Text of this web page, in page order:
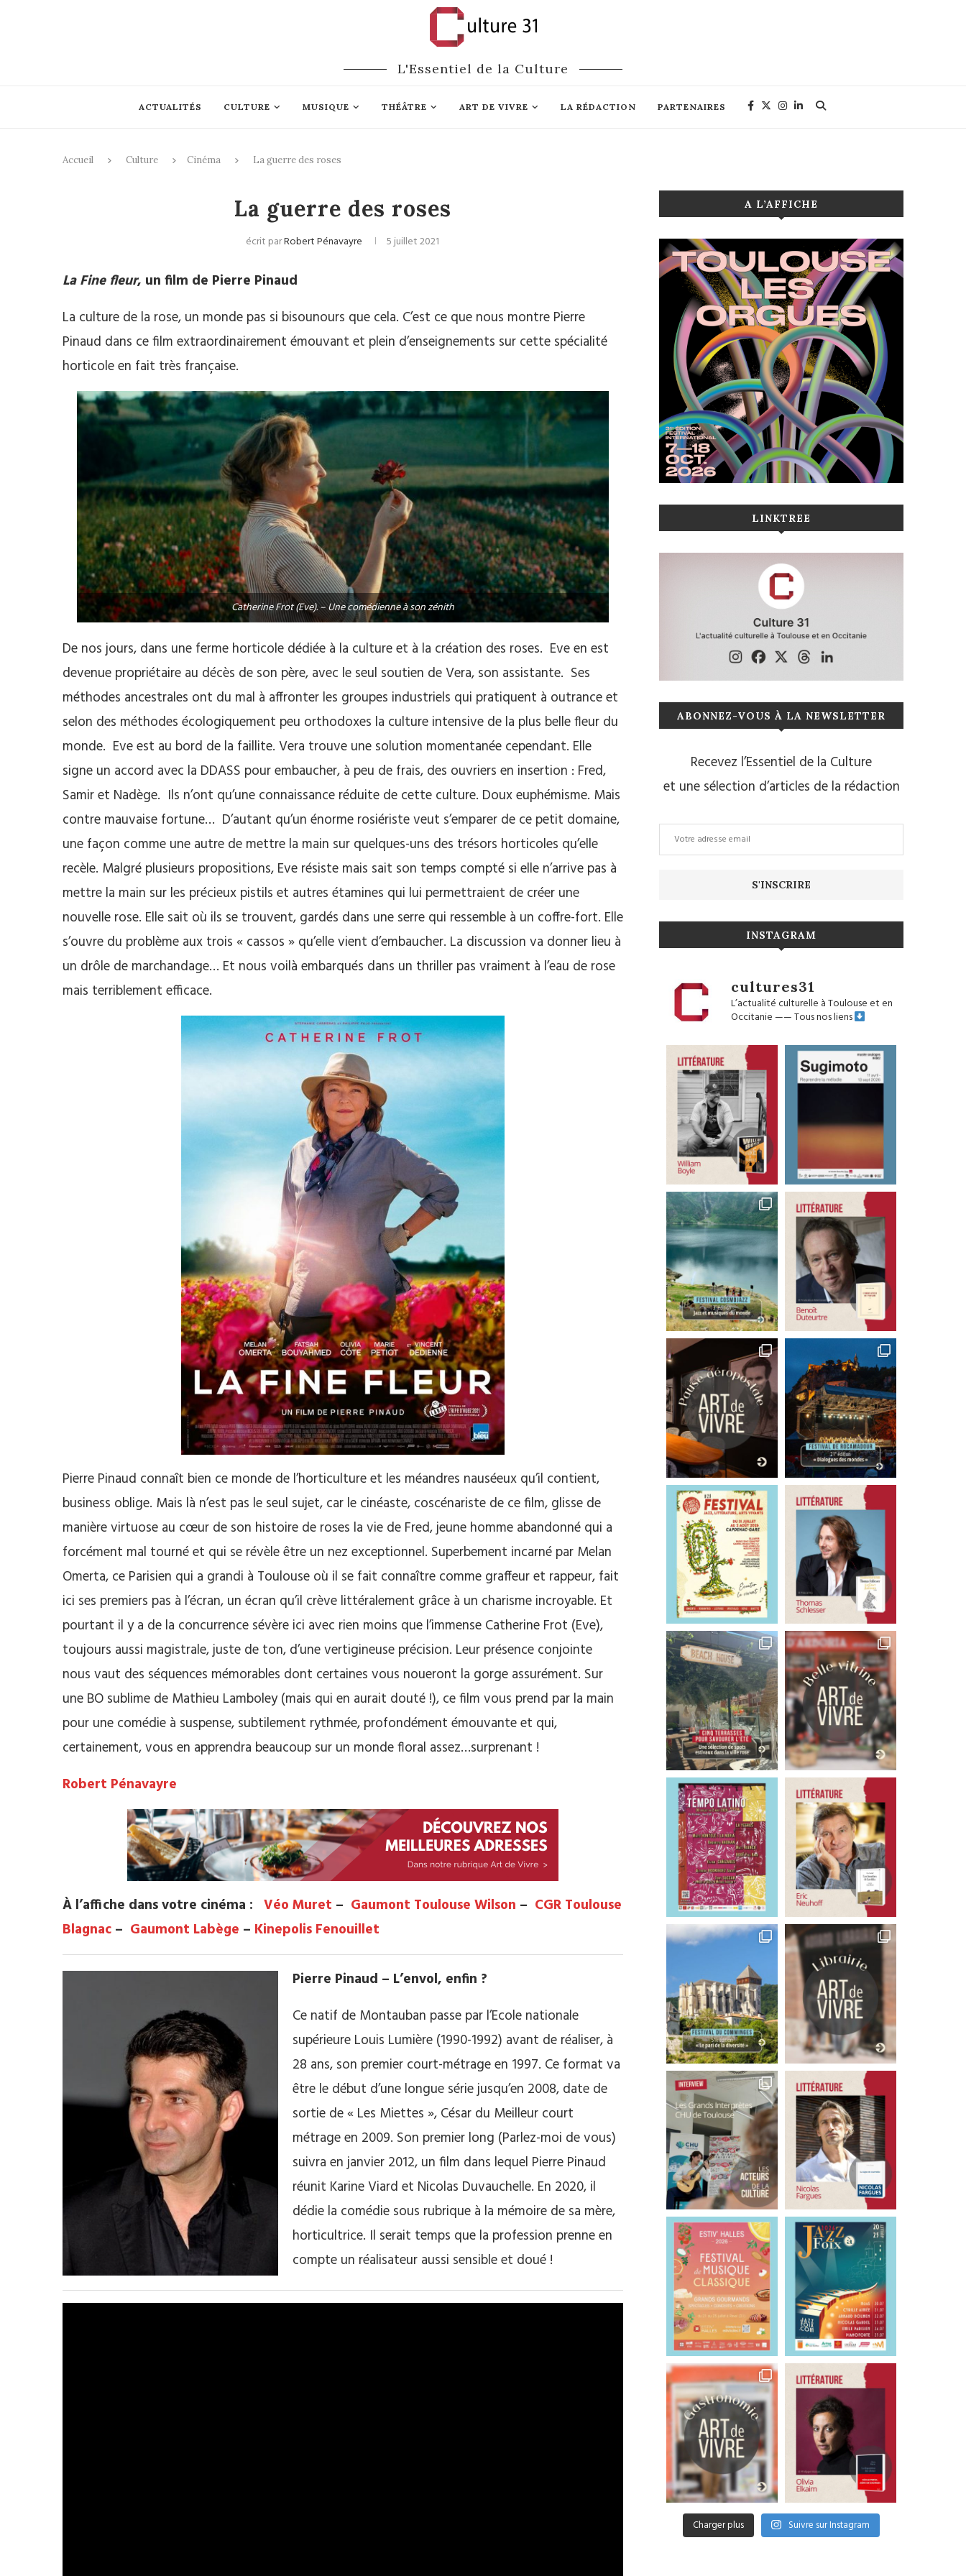
L'Essentiel de la Culture
ACTUALITÉS CULTURE MUSIQUE THÉÂTRE ART DE VIVRE LA RÉDACTION PARTENAIRES
Accueil Culture Cinéma La guerre des roses
La guerre des roses
écrit parRobert Pénavayre 5 juillet 2021
La Fine fleur, un film de Pierre Pinaud
La culture de la rose, un monde pas si bisounours que cela. C’est ce que nous montre Pierre
Pinaud dans ce film extraordinairement émouvant et plein d’enseignements sur cette spécialité
horticole en fait très française.
Catherine Frot (Eve). – Une comédienne à son zénith
De nos jours, dans une ferme horticole dédiée à la culture et à la création des roses. Eve en est
devenue propriétaire au décès de son père, avec le seul soutien de Vera, son assistante. Ses
méthodes ancestrales ont du mal à affronter les groupes industriels qui pratiquent à outrance et
selon des méthodes écologiquement peu orthodoxes la culture intensive de la plus belle fleur du
monde. Eve est au bord de la faillite. Vera trouve une solution momentanée cependant. Elle
signe un accord avec la DDASS pour embaucher, à peu de frais, des ouvriers en insertion : Fred,
Samir et Nadège. Ils n’ont qu’une connaissance réduite de cette culture. Doux euphémisme. Mais
contre mauvaise fortune… D’autant qu’un énorme rosiériste veut s’emparer de ce petit domaine,
une façon comme une autre de mettre la main sur quelques-uns des trésors horticoles qu’elle
recèle. Malgré plusieurs propositions, Eve résiste mais sait son temps compté si elle n’arrive pas à
mettre la main sur les précieux pistils et autres étamines qui lui permettraient de créer une
nouvelle rose. Elle sait où ils se trouvent, gardés dans une serre qui ressemble à un coffre-fort. Elle
s’ouvre du problème aux trois « cassos » qu’elle vient d’embaucher. La discussion va donner lieu à
un drôle de marchandage… Et nous voilà embarqués dans un thriller pas vraiment à l’eau de rose
mais terriblement efficace.
Pierre Pinaud connaît bien ce monde de l’horticulture et les méandres nauséeux qu’il contient,
business oblige. Mais là n’est pas le seul sujet, car le cinéaste, coscénariste de ce film, glisse de
manière virtuose au cœur de son histoire de roses la vie de Fred, jeune homme abandonné qui a
forcément mal tourné et qui se révèle être un nez exceptionnel. Superbement incarné par Melan
Omerta, ce Parisien qui a grandi à Toulouse où il se fait connaître comme graffeur et rappeur, fait
ici ses premiers pas à l’écran, un écran qu’il crève littéralement grâce à un charisme incroyable. Et
pourtant il y a de la concurrence sévère ici avec rien moins que l’immense Catherine Frot (Eve),
toujours aussi magistrale, juste de ton, d’une vertigineuse précision. Leur présence conjointe
nous vaut des séquences mémorables dont certaines vous noueront la gorge assurément. Sur
une BO sublime de Mathieu Lamboley (mais qui en aurait douté !), ce film vous prend par la main
pour une comédie à suspense, subtilement rythmée, profondément émouvante et qui,
certainement, vous en apprendra beaucoup sur un monde floral assez…surprenant !
Robert Pénavayre
À l’affiche dans votre cinéma : Véo Muret – Gaumont Toulouse Wilson – CGR Toulouse
Blagnac – Gaumont Labège – Kinepolis Fenouillet
Pierre Pinaud – L’envol, enfin ?
Ce natif de Montauban passe par l’Ecole nationale
supérieure Louis Lumière (1990-1992) avant de réaliser, à
28 ans, son premier court-métrage en 1997. Ce format va
être le début d’une longue série jusqu’en 2008, date de
sortie de « Les Miettes », César du Meilleur court
métrage en 2009. Son premier long (Parlez-moi de vous)
suivra en janvier 2012, un film dans lequel Pierre Pinaud
réunit Karine Viard et Nicolas Duvauchelle. En 2020, il
dédie la comédie sous rubrique à la mémoire de sa mère,
horticultrice. Il serait temps que la profession prenne en
compte un réalisateur aussi sensible et doué !
A L’AFFICHE
LINKTREE
ABONNEZ-VOUS À LA NEWSLETTER
Recevez l’Essentiel de la Culture
et une sélection d’articles de la rédaction
INSTAGRAM
cultures31
L’actualité culturelle à Toulouse et en
Occitanie——Tous nos liens
Charger plus Suivre sur Instagram